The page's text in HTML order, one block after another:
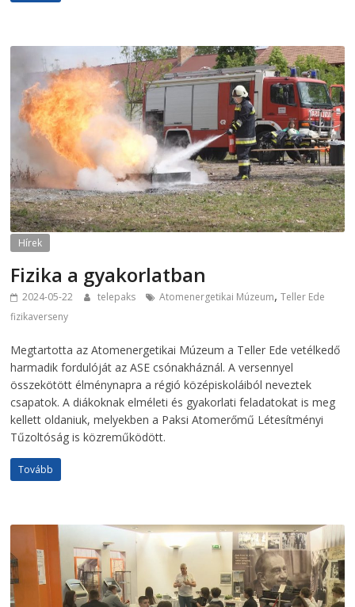
Hírek
Fizika a gyakorlatban
2024-05-22 telepaks Atomenergetikai Múzeum,Teller Ede
fizikaverseny
Megtartotta az Atomenergetikai Múzeum a Teller Ede vetélkedő
harmadik fordulóját az ASE csónakháznál. A versennyel
összekötött élménynapra a régió középiskoláiból neveztek
csapatok. A diákoknak elméleti és gyakorlati feladatokat is meg
kellett oldaniuk, melyekben a Paksi Atomerőmű Létesítményi
Tűzoltóság is közreműködött.
Tovább